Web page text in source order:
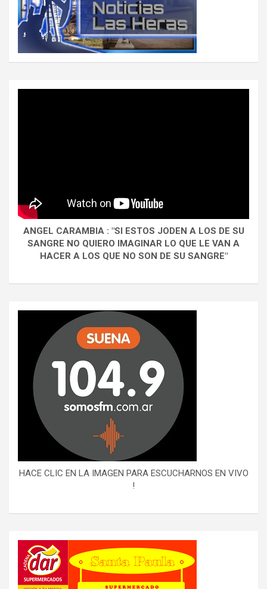
ANGEL CARAMBIA : "SI ESTOS JODEN A LOS DE SU
SANGRE NO QUIERO IMAGINAR LO QUE LE VAN A
HACER A LOS QUE NO SON DE SU SANGRE"
HACE CLIC EN LA IMAGEN PARA ESCUCHARNOS EN VIVO
!